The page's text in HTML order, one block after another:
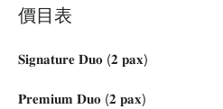
價目表
𝐒𝐢𝐠𝐧𝐚𝐭𝐮𝐫𝐞 𝐃𝐮𝐨 (𝟐 𝐩𝐚𝐱)
𝐏𝐫𝐞𝐦𝐢𝐮𝐦 𝐃𝐮𝐨 (𝟐 𝐩𝐚𝐱)